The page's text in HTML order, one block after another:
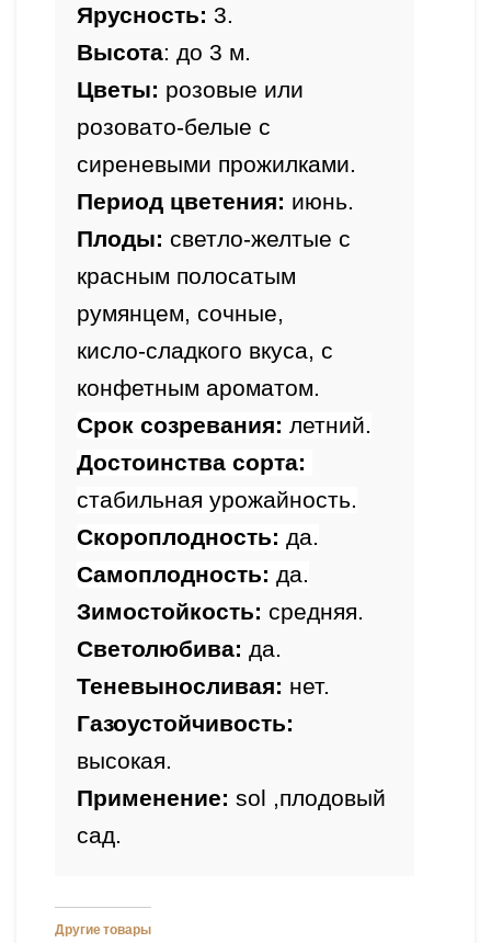
Ярусность: 3.
Высота: до 3 м.
Цветы: розовые или
розовато-белые с
сиреневыми прожилками.
Период цветения: июнь.
Плоды: светло-желтые с
красным полосатым
румянцем, сочные,
кисло-сладкого вкуса, с
конфетным ароматом.
Срок созревания: летний.
стабильная урожайность.
Скороплодность: да.
Самоплодность: да.
Зимостойкость: средняя.
Светолюбива: да.
Теневыносливая: нет.
высокая.
Применение: sol ,плодовый
сад.
Другие товары